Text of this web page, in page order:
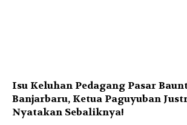
Isu Keluhan Pedagang Pasar
Banjarbaru, Ketua Paguyuban
Nyatakan Sebaliknya!